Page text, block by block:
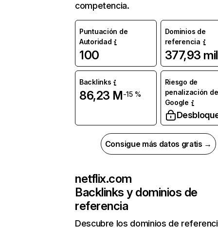
competencia.
Puntuación de
Autoridad
100
Dominios de
referencia
377,93 mil
Backlinks
86,23 M-15 %
Riesgo de
penalización de
Google
Consigue más datos gratis →
netflix.com
Backlinks y dominios de
referencia
Descubre los dominios de